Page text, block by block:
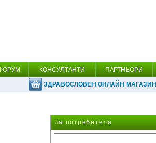
КОНСУЛТАНТИ ПАРТНЬОРИ
ЗДРАВОСЛОВЕН ОНЛАЙН МАГАЗИН
За потребителя